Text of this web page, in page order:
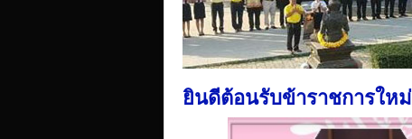
ยินดีต้อนรับข้าราชการใหม่